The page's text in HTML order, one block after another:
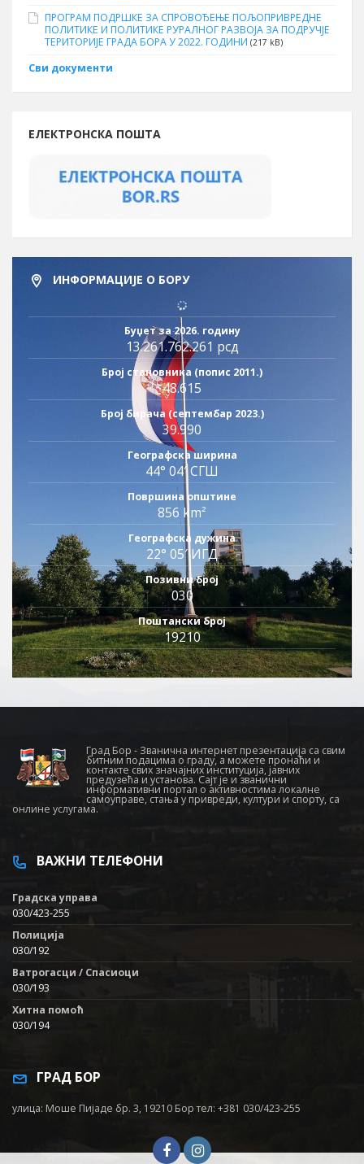
ПРОГРАМ ПОДРШКЕ ЗА СПРОВОЂЕЊЕ ПОЉОПРИВРЕДНЕ
ПОЛИТИКЕ И ПОЛИТИКЕ РУРАЛНОГ РАЗВОЈА ЗА ПОДРУЧЈЕ
ТЕРИТОРИЈЕ ГРАДА БОРА У 2022. ГОДИНИ (217 kB)
Сви документи
ЕЛЕКТРОНСКА ПОШТА
ИНФОРМАЦИЈЕ О БОРУ
Буџет за 2026. годину
13.261.762.261 рсд
Број становника (попис 2011.)
48.615
Број бирача (септембар 2023.)
39.990
Географска ширина
44° 04′ СГШ
Површина општине
856 km²
Географска дужина
22° 05′ ИГД
Позивни број
030
Поштански број
19210
Град Бор - Званична интернет презентација са свим
битним подацима о граду, а можете пронаћи и
контакте свих значајних институција, јавних
предузећа и установа. Сајт је и званични
информативни портал о активностима локалне
самоуправе, стања у привреди, култури и спорту, са
онлине услугама.
ВАЖНИ ТЕЛЕФОНИ
Градска управа
030/423-255
Полиција
030/192
Ватрогасци / Спасиоци
030/193
Хитна помоћ
030/194
ГРАД БОР
улица: Моше Пијаде бр. 3, 19210 Бор тел: +381 030/423-255